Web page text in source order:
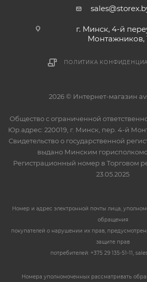
г. Минск, 4-й
Монтажников,
ПОЛИТИКА
2026 © Интернет-магазин
Общество с ограниченной
Юр.адрес: 220019, г. Минск, пер. 4-й
Свидетельство о государственной
выдано Минским
Регистрационный номер в Торговом
23.05.2025
Номер и адрес электронной почты лица,
обращения
покупателей о нарушении их прав,
защите прав
потребителей: +375 29 135-51-11,
Номера уполномоченных рассматривать